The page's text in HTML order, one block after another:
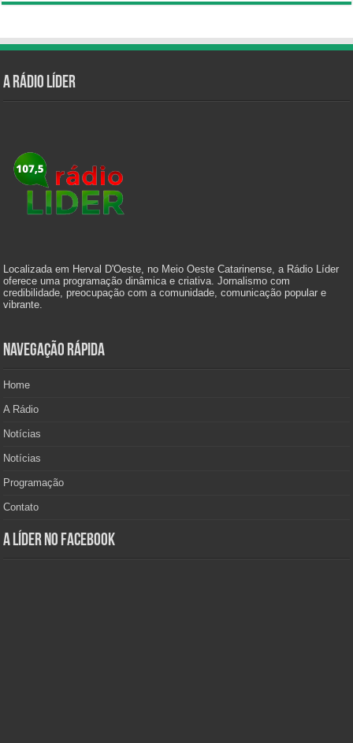
A Rádio Líder
Localizada em Herval D'Oeste, no Meio Oeste Catarinense, a Rádio Líder
oferece uma programação dinâmica e criativa. Jornalismo com
credibilidade, preocupação com a comunidade, comunicação popular e
vibrante.
Navegação Rápida
Home
A Rádio
Notícias
Notícias
Programação
Contato
A Líder no Facebook